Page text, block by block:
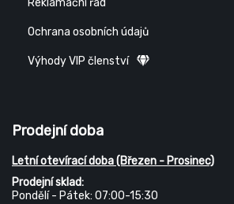
Reklamační řád
Ochrana osobních údajů
Výhody VIP členství
Prodejní doba
Letní otevírací doba (Březen - Prosinec)
Prodejní sklad:
Pondělí - Pátek: 07:00-15:30